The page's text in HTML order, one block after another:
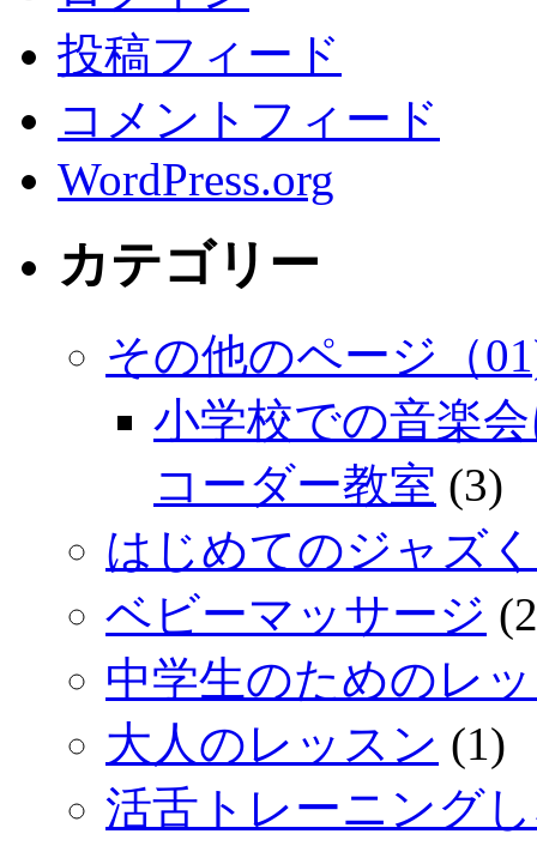
投稿フィード
コメントフィード
WordPress.org
カテゴリー
その他のページ（
小学校での音楽
コーダー教室 (3)
はじめてのジャズ
ベビーマッサージ
中学生のためのレ
大人のレッスン (1)
活舌トレーニング